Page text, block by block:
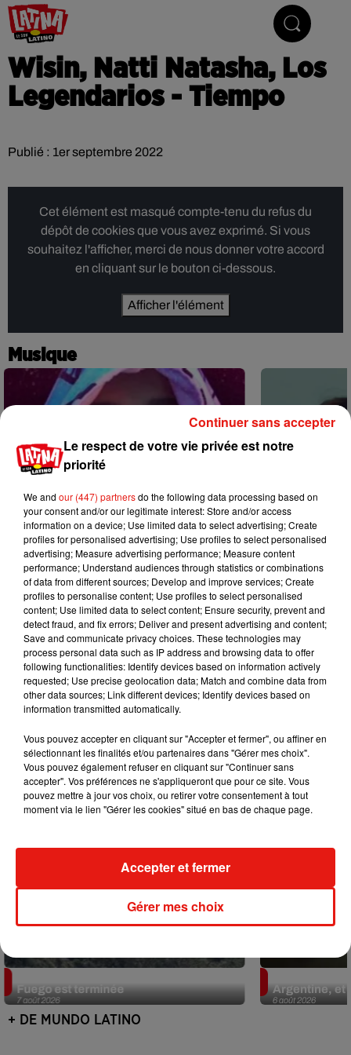
Wisin, Natti Natasha, Los
Legendarios - Tiempo
Publié : 1er septembre 2022
Cet élément est masqué compte-tenu du refus du
dépôt de cookies que vous avez exprimé. Si vous
souhaitez l'afficher, merci de nous donner votre accord
en cliquant sur le bouton ci-dessous.
Afficher l'élément
Musique
6 août 2026
Karol G dévoile la tracklist de son
nouvel album… avec des invités...
5 août 2026
Benny
Becky G sur
+ DE MUSIQUE
Mundo Latino
7 août 2026
Fuego est terminée
6 août 2026
Argentine, et
+ DE MUNDO LATINO
Le respect de votre vie privée est notre
priorité
We and our (447) partnersdo the following data processing based on
your consent and/or our legitimate interest: Store and/or access
information on a device; Use limited data to select advertising; Create
profiles for personalised advertising; Use profiles to select personalised
advertising; Measure advertising performance; Measure content
performance; Understand audiences through statistics or combinations
of data from different sources; Develop and improve services; Create
profiles to personalise content; Use profiles to select personalised
content; Use limited data to select content; Ensure security, prevent and
detect fraud, and fix errors; Deliver and present advertising and content;
Save and communicate privacy choices. These technologies may
process personal data such as IP address and browsing data to offer
following functionalities: Identify devices based on information actively
requested; Use precise geolocation data; Match and combine data from
other data sources; Link different devices; Identify devices based on
information transmitted automatically.
Vous pouvez accepter en cliquant sur "Accepter et fermer", ou affiner en
sélectionnant les finalités et/ou partenaires dans "Gérer mes choix".
Vous pouvez également refuser en cliquant sur "Continuer sans
accepter". Vos préférences ne s'appliqueront que pour ce site. Vous
pouvez mettre à jour vos choix, ou retirer votre consentement à tout
moment via le lien "Gérer les cookies" situé en bas de chaque page.
Gérer mes choix
Accepter et fermer
Continuer sans accepter